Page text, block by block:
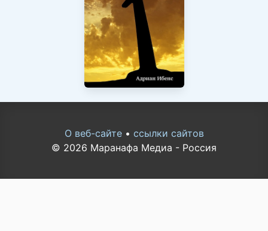
О веб-сайте• ссылки сайтов
© 2026 Маранафа Медиа - Россия